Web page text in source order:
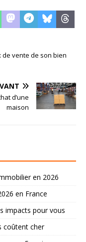
de vente de son bien
d’une
maison
en 2026
en France
impacts pour vous
coûtent cher